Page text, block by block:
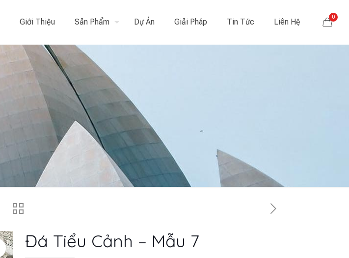
Giới Thiệu Sản Phẩm Dự Án Giải Pháp Tin Tức Liên Hệ
0
Đá Tiểu Cảnh – Mẫu 7